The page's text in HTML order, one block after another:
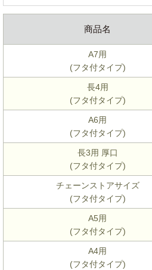
商品名
A7用
(フタ付タイプ)
長4用
(フタ付タイプ)
A6用
(フタ付タイプ)
長3用 厚口
(フタ付タイプ)
チェーンストアサイズ
(フタ付タイプ)
A5用
(フタ付タイプ)
A4用
(フタ付タイプ)